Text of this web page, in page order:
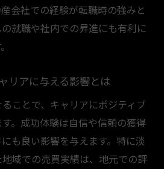
会社での経験が転職時の強みと
就職や社内での昇進にも有利に
リアに与える影響とは
ことで、キャリアにポジティブ
。成功体験は自信や信頼の獲得
も良い影響を与えます。特に淡
域での売買実績は、地元での評